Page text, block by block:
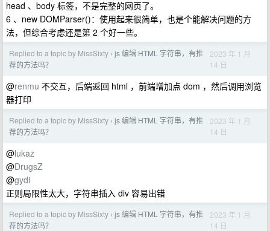
head 、body 标签，不是完整的网页了。
6 、new DOMParser()​​：使用起来很简单，也是个能解决问题的方
法，但综合考虑还是第 2 个好一些。
Replied to a topic by MissSixty › js 编辑 HTML 字符串，有推
荐的方法吗？
2023 年 1 月
14 日
@renmu 不交互，后端返回 html ，前端增加点 dom ，然后调用浏览
器打印
Replied to a topic by MissSixty › js 编辑 HTML 字符串，有推
荐的方法吗？
2023 年 1 月
14 日
@lukaz
@DrugsZ
@gydi
正则局限性太大，字符串插入 div 容易出错
Replied to a topic by MissSixty › js 编辑 HTML 字符串，有推
荐的方法吗？
2023 年 1 月
14 日